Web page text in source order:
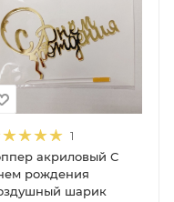
1
акриловый С
рождения
шарик